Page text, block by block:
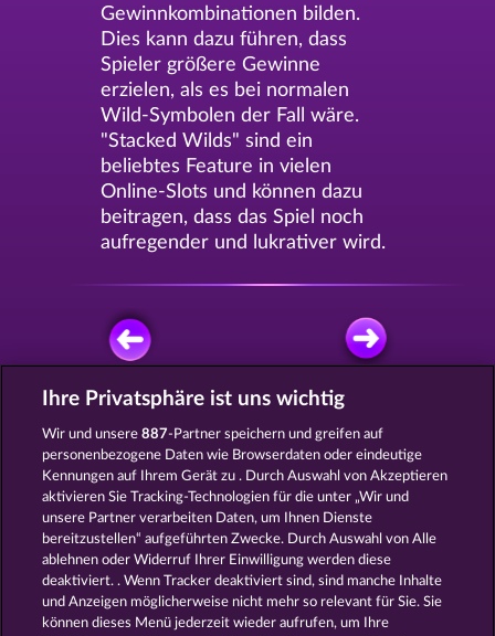
Gewinnkombinationen bilden.
Dies kann dazu führen, dass
Spieler größere Gewinne
erzielen, als es bei normalen
Wild-Symbolen der Fall wäre.
"Stacked Wilds" sind ein
beliebtes Feature in vielen
Online-Slots und können dazu
beitragen, dass das Spiel noch
aufregender und lukrativer wird.
KOSTENLOS SPIELEN
DEMI GODS V POSEIDON'S RISING
Ihre Privatsphäre ist uns wichtig
Wir und unsere887-Partner speichern und greifen auf
personenbezogene Daten wie Browserdaten oder eindeutige
Kennungen auf Ihrem Gerät zu . Durch Auswahl von Akzeptieren
aktivieren Sie Tracking-Technologien für die unter „Wir und
unsere Partner verarbeiten Daten, um Ihnen Dienste
bereitzustellen“ aufgeführten Zwecke. Durch Auswahl von Alle
ablehnen oder Widerruf Ihrer Einwilligung werden diese
deaktiviert. . Wenn Tracker deaktiviert sind, sind manche Inhalte
und Anzeigen möglicherweise nicht mehr so ​​relevant für Sie. Sie
können dieses Menü jederzeit wieder aufrufen, um Ihre